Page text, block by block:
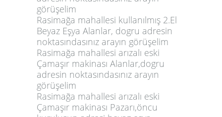
görüşelim
Rasimağa mahallesi kullanılmış 2.El
Beyaz Eşya Alanlar, dogru adresin
noktasındasınız arayın görüşelim
Rasimağa mahallesi arızalı eski
Çamaşır makinası Alanlar,dogru
adresin noktasındasınız arayın
görüşelim
Rasimağa mahallesi arızalı eski
Çamaşır makinası Pazarı,öncu